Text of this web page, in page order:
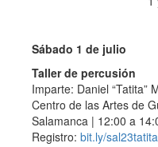
Sábado 1 de julio
Taller de percusión
Imparte: Daniel “Tatita”
Centro de las Artes de
Salamanca | 12:00 a
Registro: bit.ly/sal23tatita